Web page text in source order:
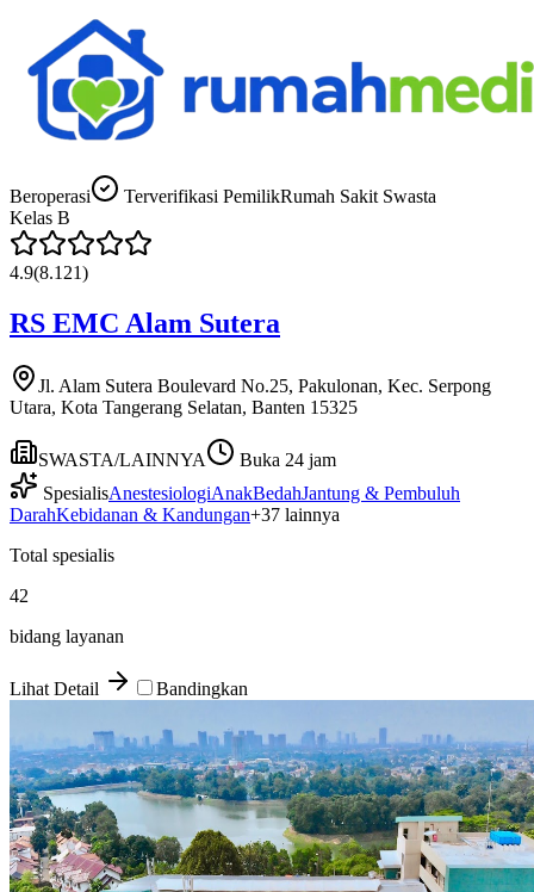
Beroperasi Terverifikasi PemilikRumah Sakit Swasta
Kelas B
4.9(8.121)
RS EMC Alam Sutera
Jl. Alam Sutera Boulevard No.25, Pakulonan, Kec. Serpong
Utara, Kota Tangerang Selatan, Banten 15325
SWASTA/LAINNYA
Buka 24 jam
SpesialisAnestesiologiAnakBedahJantung & Pembuluh
DarahKebidanan & Kandungan+37 lainnya
Total spesialis
42
bidang layanan
Lihat Detail Bandingkan